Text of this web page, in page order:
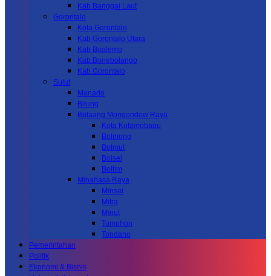
Kab.Banggai Laut
Gorontalo
Kota Gorontalo
Kab Gorontalo Utara
Kab Boalemo
Kab.Bonebolango
Kab.Gorontalo
Sulut
Manado
Bitung
Bolaang Mongondow Raya
Kota Kotamobagu
Bolmong
Bolmut
Bolsel
Boltim
Minahasa Raya
Minsel
Mitra
Minut
Tomohon
Tondano
Pemerintahan
Politik
Ekonomi & Bisnis